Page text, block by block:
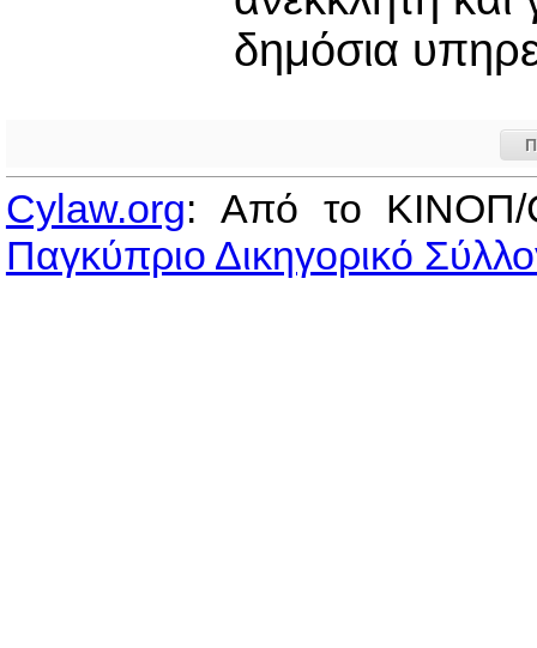
δημόσια
Cylaw.org: Από το
Παγκύπριο Δικηγορικό